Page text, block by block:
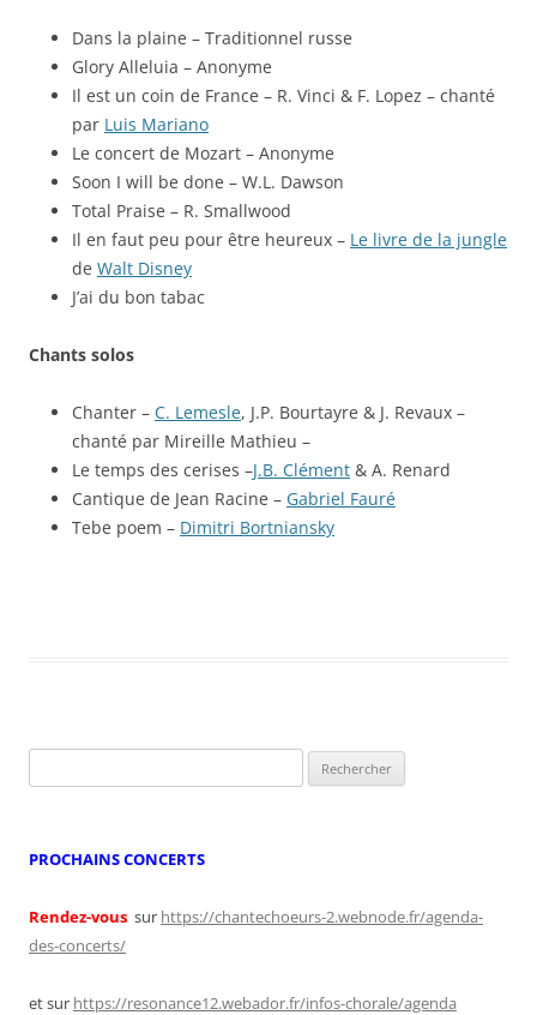
Dans la plaine – Traditionnel russe
Glory Alleluia – Anonyme
Il est un coin de France – R. Vinci & F. Lopez – chanté
par Luis Mariano
Le concert de Mozart – Anonyme
Soon I will be done – W.L. Dawson
Total Praise – R. Smallwood
Il en faut peu pour être heureux – Le livre de la jungle
de Walt Disney
J’ai du bon tabac
Chants solos
Chanter – C. Lemesle, J.P. Bourtayre & J. Revaux –
chanté par Mireille Mathieu –
Le temps des cerises –J.B. Clément & A. Renard
Cantique de Jean Racine – Gabriel Fauré
Tebe poem – Dimitri Bortniansky
PROCHAINS CONCERTS
Rendez-vous sur https://chantechoeurs-2.webnode.fr/agenda-
des-concerts/
et sur https://resonance12.webador.fr/infos-chorale/agenda